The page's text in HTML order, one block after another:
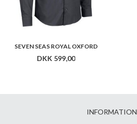
SEVEN SEAS ROYAL OXFORD
DKK 599,00
INFORMATION